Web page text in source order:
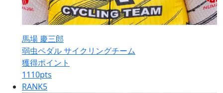
馬場 慶三郎
弱虫ペダル サイクリングチーム
獲得ポイント
1110pts
RANK5